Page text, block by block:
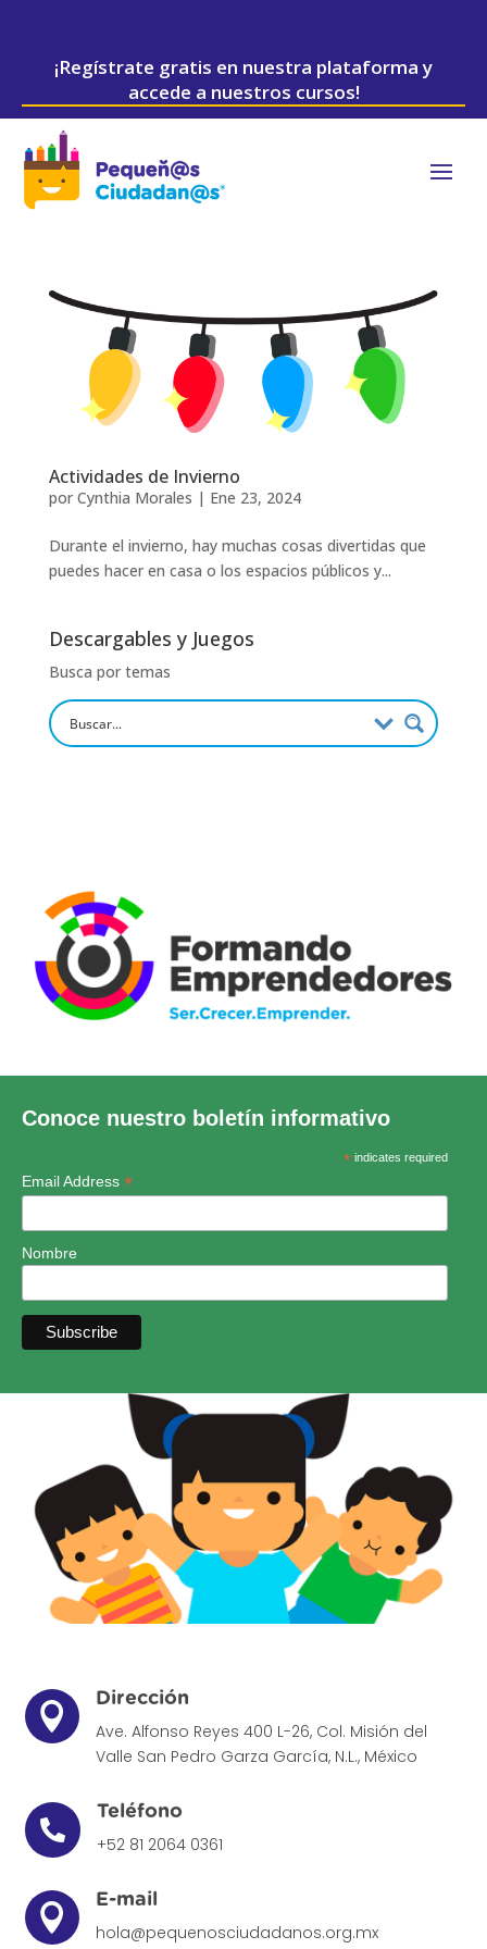
¡Regístrate gratis en nuestra plataforma y
accede a nuestros cursos!
Actividades de Invierno
por Cynthia Morales | Ene 23, 2024
Durante el invierno, hay muchas cosas divertidas que
puedes hacer en casa o los espacios públicos y...
Descargables y Juegos
Busca por temas
Conoce nuestro boletín informativo
*indicates required
Email Address *
Nombre

Dirección
Ave. Alfonso Reyes 400 L-26, Col. Misión del
Valle San Pedro Garza García, N.L., México

Teléfono
+52 81 2064 0361

E-mail
hola@pequenosciudadanos.org.mx